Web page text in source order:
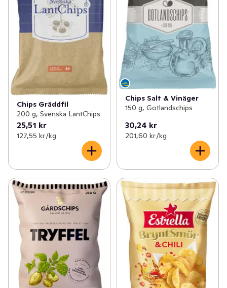
Chips Gräddfil
200 g, Svenska LantChips
25,51 kr
127,55 kr /kg
Chips Salt & Vinäger
150 g, Gotlandschips
30,24 kr
201,60 kr /kg